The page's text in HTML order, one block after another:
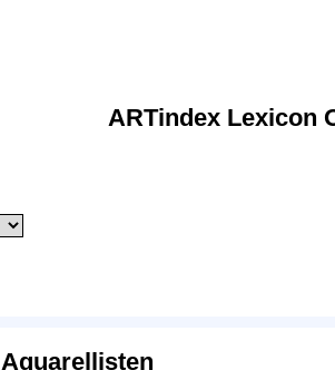
ARTindex Lexicon